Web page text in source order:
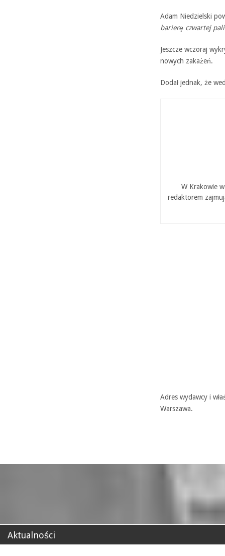
Adam Niedzielski
barierę czwartej pali
Jeszcze wczoraj
nowych zakażeń.
Dodał jednak, że
W Krakowie
redaktorem
Adres wydawcy i
Warszawa.
Aktualności